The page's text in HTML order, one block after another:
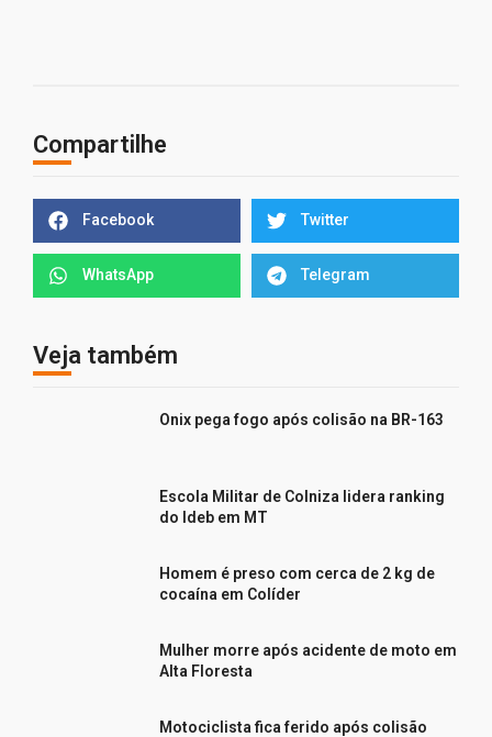
Compartilhe
Facebook Twitter
WhatsApp Telegram
Veja também
Onix pega fogo após colisão na BR-163
Escola Militar de Colniza lidera ranking
do Ideb em MT
Homem é preso com cerca de 2 kg de
cocaína em Colíder
Mulher morre após acidente de moto em
Alta Floresta
Motociclista fica ferido após colisão